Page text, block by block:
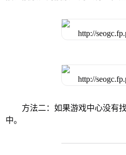
方法二：如果游戏中心没有
中。